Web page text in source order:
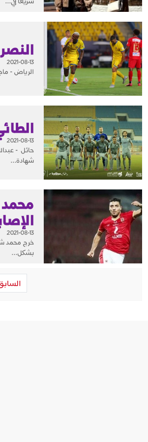
2021-08-13
الرياض -
2021-08-13
حائل -
شهادة...
محمد
2021-08-13
خرج محمد
بشكل...